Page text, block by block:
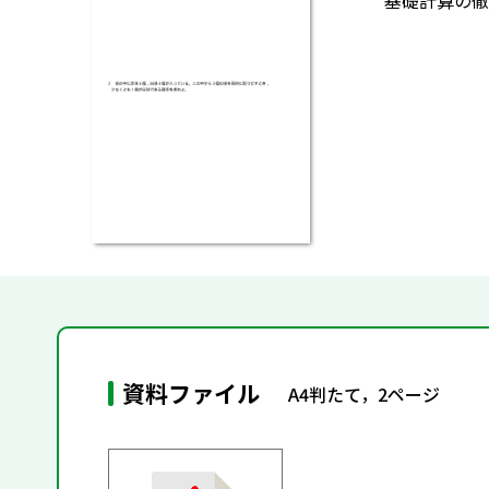
資料ファイル A4判たて，2ページ